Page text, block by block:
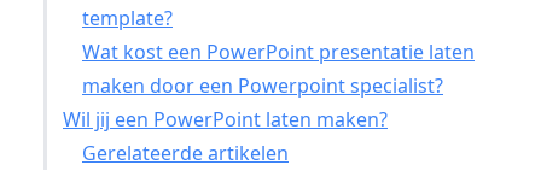
template?
Wat kost een PowerPoint presentatie laten
maken door een Powerpoint specialist?
Wil jij een PowerPoint laten maken?
Gerelateerde artikelen